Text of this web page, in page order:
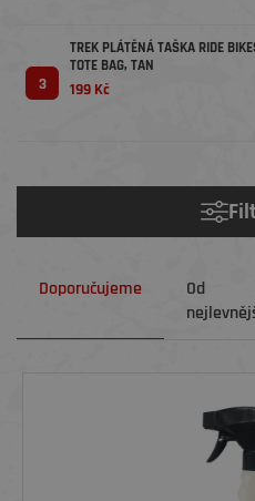
3
TREK PLÁTĚNÁ TAŠKA RIDE
TOTE BAG, TAN
199 Kč
Doporučujeme
Od